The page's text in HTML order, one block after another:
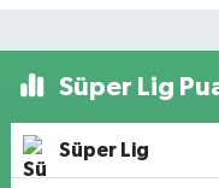
Süper Lig
Süper Lig